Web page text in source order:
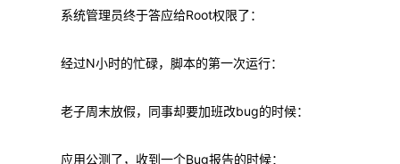
系统管理员终于答应给Root权限了：
经过N小时的忙碌，脚本的第一次运行：
老子周末放假，同事却要加班改bug的时候：
应用公测了，收到一个Bug报告的时候：